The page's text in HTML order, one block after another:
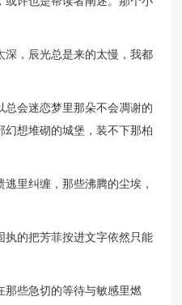
深，辰光总是来的太慢，我都
总会迷恋梦里那朵不会凋谢的
幻想堆砌的城堡，装不下那柏
里纠缠，那些沸腾的尘埃，
执的把芳菲按进文字依然只能
那些急切的等待与敏感里燃